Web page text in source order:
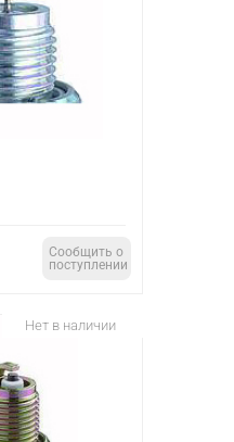
Сообщить о
поступлении
Нет в наличии